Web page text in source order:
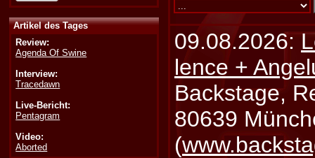
Artikel des Tages
Review:
Agenda Of Swine
Interview:
Tracedawn
Live-Bericht:
Pentagram
Video:
Aborted
09.08.2026:
lence +
Backstage,
80639
(